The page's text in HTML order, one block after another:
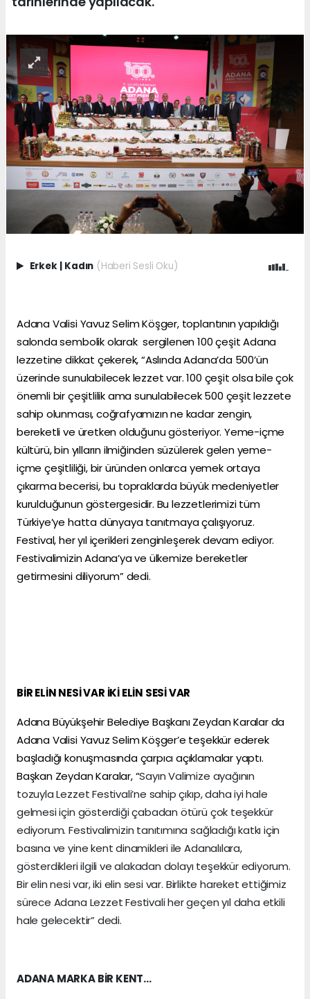
Erkek | Kadın (Haberi Sesli Oku)
Adana Valisi Yavuz Selim Köşger, toplantının yapıldığı
salonda sembolik olarak sergilenen 100 çeşit Adana
lezzetine dikkat çekerek, “Aslında Adana’da 500’ün
üzerinde sunulabilecek lezzet var. 100 çeşit olsa bile çok
önemli bir çeşitlilik ama sunulabilecek 500 çeşit lezzete
sahip olunması, coğrafyamızın ne kadar zengin,
bereketli ve üretken olduğunu gösteriyor. Yeme-içme
kültürü, bin yılların ilmiğinden süzülerek gelen yeme-
içme çeşitliliği, bir üründen onlarca yemek ortaya
çıkarma becerisi, bu topraklarda büyük medeniyetler
kurulduğunun göstergesidir. Bu lezzetlerimizi tüm
Türkiye’ye hatta dünyaya tanıtmaya çalışıyoruz.
Festival, her yıl içerikleri zenginleşerek devam ediyor.
Festivalimizin Adana’ya ve ülkemize bereketler
getirmesini diliyorum” dedi.
BİR ELİN NESİ VAR İKİ ELİN SESİ VAR
Adana Büyükşehir Belediye Başkanı Zeydan Karalar da
Adana Valisi Yavuz Selim Köşger’e teşekkür ederek
başladığı konuşmasında çarpıcı açıklamalar yaptı.
Başkan Zeydan Karalar, “Sayın Valimize ayağının
tozuyla Lezzet Festivali’ne sahip çıkıp, daha iyi hale
gelmesi için gösterdiği çabadan ötürü çok teşekkür
ediyorum. Festivalimizin tanıtımına sağladığı katkı için
basına ve yine kent dinamikleri ile Adanalılara,
gösterdikleri ilgili ve alakadan dolayı teşekkür ediyorum.
Bir elin nesi var, iki elin sesi var. Birlikte hareket ettiğimiz
sürece Adana Lezzet Festivali her geçen yıl daha etkili
hale gelecektir” dedi.
ADANA MARKA BİR KENT…